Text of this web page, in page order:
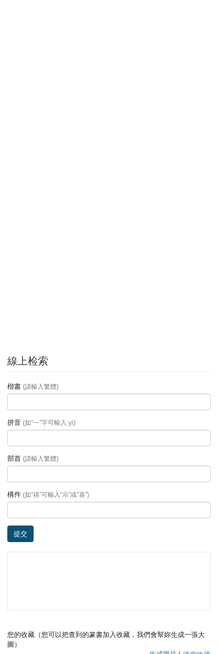
線上检索
楷書 (請輸入繁體)
拼音 (如“一”字可輸入 yi)
部首 (請輸入繁體)
構件 (如“禧”可輸入“示”或“喜”)
提交
您的收藏（您可以把查到的篆書加入收藏，我們會幫妳生成一張大
圖）